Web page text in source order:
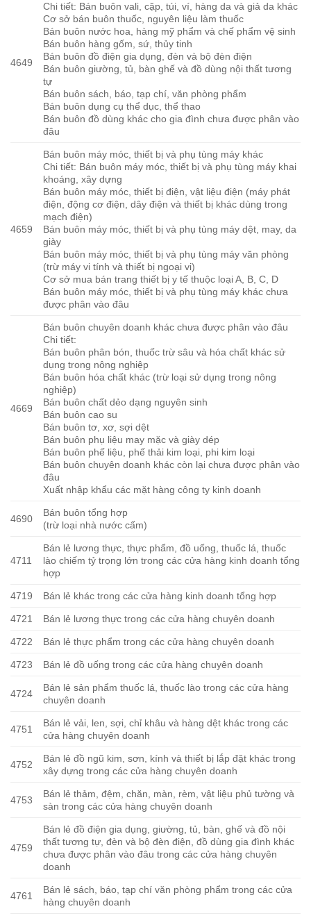
4649
Chi tiết: Bán buôn vali, cặp, túi, ví, hàng da và giả da khác
Cơ sở bán buôn thuốc, nguyên liệu làm thuốc
Bán buôn nước hoa, hàng mỹ phẩm và chế phẩm vệ sinh
Bán buôn hàng gốm, sứ, thủy tinh
Bán buôn đồ điện gia dụng, đèn và bộ đèn điện
Bán buôn giường, tủ, bàn ghế và đồ dùng nội thất tương
tự
Bán buôn sách, báo, tạp chí, văn phòng phẩm
Bán buôn dụng cụ thể dục, thể thao
Bán buôn đồ dùng khác cho gia đình chưa được phân vào
đâu
4659
Bán buôn máy móc, thiết bị và phụ tùng máy khác
Chi tiết: Bán buôn máy móc, thiết bị và phụ tùng máy khai
khoáng, xây dựng
Bán buôn máy móc, thiết bị điện, vật liệu điện (máy phát
điện, động cơ điện, dây điện và thiết bị khác dùng trong
mạch điện)
Bán buôn máy móc, thiết bị và phụ tùng máy dệt, may, da
giày
Bán buôn máy móc, thiết bị và phụ tùng máy văn phòng
(trừ máy vi tính và thiết bị ngoại vi)
Cơ sở mua bán trang thiết bị y tế thuộc loại A, B, C, D
Bán buôn máy móc, thiết bị và phụ tùng máy khác chưa
được phân vào đâu
4669
Bán buôn chuyên doanh khác chưa được phân vào đâu
Chi tiết:
Bán buôn phân bón, thuốc trừ sâu và hóa chất khác sử
dụng trong nông nghiệp
Bán buôn hóa chất khác (trừ loại sử dụng trong nông
nghiệp)
Bán buôn chất dẻo dạng nguyên sinh
Bán buôn cao su
Bán buôn tơ, xơ, sợi dệt
Bán buôn phụ liệu may mặc và giày dép
Bán buôn phế liệu, phế thải kim loại, phi kim loại
Bán buôn chuyên doanh khác còn lại chưa được phân vào
đâu
Xuất nhập khẩu các mặt hàng công ty kinh doanh
4690
Bán buôn tổng hợp
(trừ loại nhà nước cấm)
4711
Bán lẻ lương thực, thực phẩm, đồ uống, thuốc lá, thuốc
lào chiếm tỷ trọng lớn trong các cửa hàng kinh doanh tổng
hợp
4719 Bán lẻ khác trong các cửa hàng kinh doanh tổng hợp
4721 Bán lẻ lương thực trong các cửa hàng chuyên doanh
4722 Bán lẻ thực phẩm trong các cửa hàng chuyên doanh
4723 Bán lẻ đồ uống trong các cửa hàng chuyên doanh
4724
Bán lẻ sản phẩm thuốc lá, thuốc lào trong các cửa hàng
chuyên doanh
4751
Bán lẻ vải, len, sợi, chỉ khâu và hàng dệt khác trong các
cửa hàng chuyên doanh
4752
Bán lẻ đồ ngũ kim, sơn, kính và thiết bị lắp đặt khác trong
xây dựng trong các cửa hàng chuyên doanh
4753
Bán lẻ thảm, đệm, chăn, màn, rèm, vật liệu phủ tường và
sàn trong các cửa hàng chuyên doanh
4759
Bán lẻ đồ điện gia dụng, giường, tủ, bàn, ghế và đồ nội
thất tương tự, đèn và bộ đèn điện, đồ dùng gia đình khác
chưa được phân vào đâu trong các cửa hàng chuyên
doanh
4761
Bán lẻ sách, báo, tạp chí văn phòng phẩm trong các cửa
hàng chuyên doanh